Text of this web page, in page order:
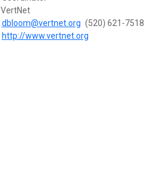
VertNet
dbloom@vertnet.org (520) 621-7518
http://www.vertnet.org